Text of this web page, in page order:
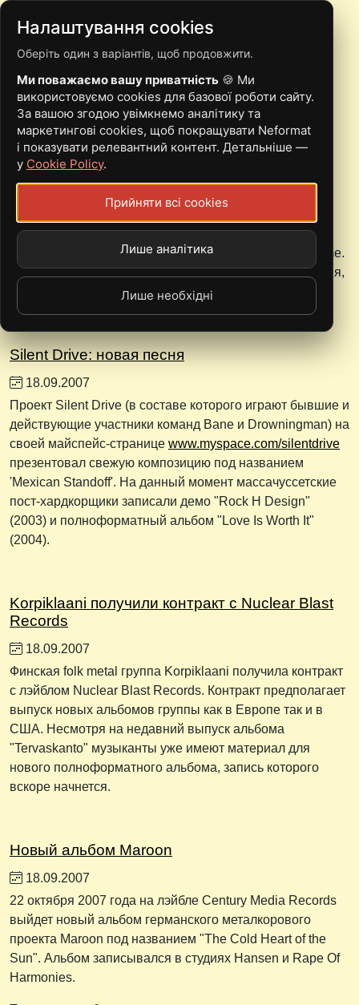
НОВИНИ
Comity: 1996 - 2007
22.09.2007
После более чем десяти лет совместного творчества,
прекратила свое существование. Причиной такого
решения стал уход из команды барабанщика Guillaume.
Как заявили участники группы, "у нас нет ни намерения,
ни желания продолжать работу без него".
Silent Drive: новая песня
18.09.2007
Проект Silent Drive (в составе которого играют бывшие и
действующие участники команд Bane и Drowningman) на
своей майспейс-странице www.myspace.com/silentdrive
презентовал свежую композицию под названием
'Mexican Standoff'. На данный момент массачуссетские
пост-хардкорщики записали демо "Rock H Design"
(2003) и полноформатный альбом "Love Is Worth It"
(2004).
Korpiklaani получили контракт с Nuclear Blast
Records
18.09.2007
Финская folk metal группа Korpiklaani получила контракт
с лэйблом Nuclear Blast Records. Контракт предполагает
выпуск новых альбомов группы как в Европе так и в
США. Несмотря на недавний выпуск альбома
"Tervaskanto" музыканты уже имеют материал для
нового полноформатного альбома, запись которого
вскоре начнется.
Новый альбом Maroon
18.09.2007
22 октября 2007 года на лэйбле Century Media Records
выйдет новый альбом германского металкорового
проекта Maroon под названием "The Cold Heart of the
Sun". Альбом записывался в студиях Hansen и Rape Of
Harmonies.
Налаштування cookies
Оберіть один з варіантів, щоб продовжити.
Ми поважаємо вашу приватність 🍪 Ми
використовуємо cookies для базової роботи сайту.
За вашою згодою увімкнемо аналітику та
маркетингові cookies, щоб покращувати Neformat
і показувати релевантний контент. Детальніше —
у Cookie Policy.
Прийняти всі cookies
Лише аналітика
Лише необхідні